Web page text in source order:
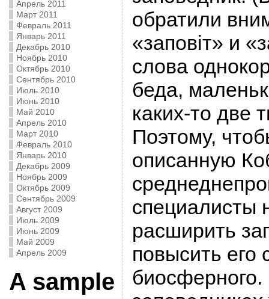
Апрель 2011
Март 2011
Февраль 2011
Январь 2011
Декабрь 2010
Ноябрь 2010
Октябрь 2010
Сентябрь 2010
Июль 2010
Июнь 2010
Май 2010
Апрель 2010
Март 2010
Февраль 2010
Январь 2010
Декабрь 2009
Ноябрь 2009
Октябрь 2009
Сентябрь 2009
Август 2009
Июль 2009
Июнь 2009
Май 2009
Апрель 2009
A sample
обратили
«заповіт» и
слова
беда,
каких-то две
Поэтому,
описанную
специалисты
расширить
повысить его
биосферного.